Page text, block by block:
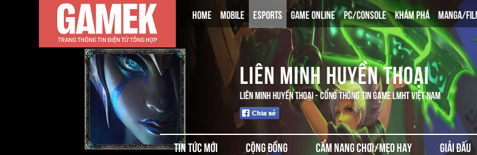
HOME MOBILE ESPORTS GAME ONLINE PC/CONSOLE KHÁM PHÁ MANGA/
LIÊN MINH HUYỀN THOẠI
LIÊN MINH HUYỀN THOẠI - CỔNG THÔNG TIN GAME LMHT VIỆT NAM
TIN TỨC MỚI CỘNG ĐỒNG CẨM NANG CHƠI/MẸO HAY GIẢI ĐẤU